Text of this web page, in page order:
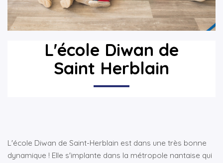
L'école Diwan de
Saint Herblain
L'école Diwan de Saint-Herblain est dans une très bonne
dynamique ! Elle s'implante dans la métropole nantaise qui